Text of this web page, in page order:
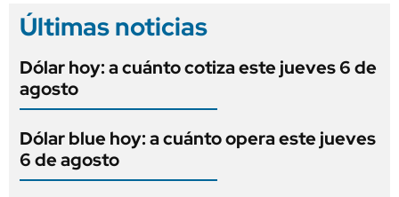
Últimas noticias
Dólar hoy: a cuánto cotiza este jueves 6 de
agosto
Dólar blue hoy: a cuánto opera este jueves
6 de agosto